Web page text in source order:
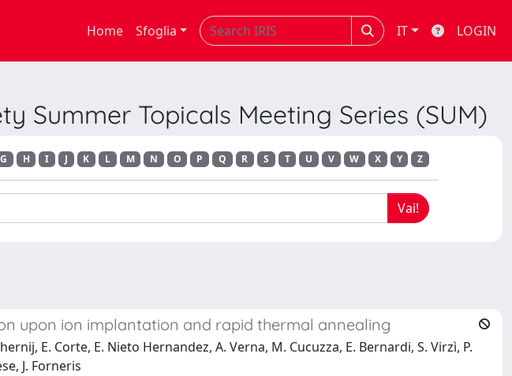
Home Sfoglia IT LOGIN
Summer Topicals Meeting Series (SUM)
G H I J K L M N O P Q R S T U V W X Y Z
upon ion implantation and rapid thermal annealing
E. Corte, E. Nieto Hernandez, A. Verna, M. Cucuzza, E. Bernardi, S. Virzì, P.
J. Forneris